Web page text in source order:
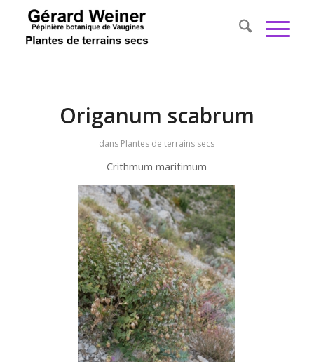
Origanum scabrum
dans Plantes de terrains secs
Crithmum maritimum